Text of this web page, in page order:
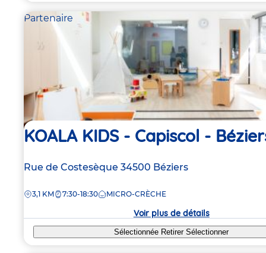
Partenaire
KOALA KIDS - Capiscol -
Adresse
la
Rue de Costesèque 34500 Béziers
DISTANCE
3,1 KM 7:30-18:30 MICRO-CRÈCHE
Voir plus de détails
Sélectionnée RetirerSélectionner